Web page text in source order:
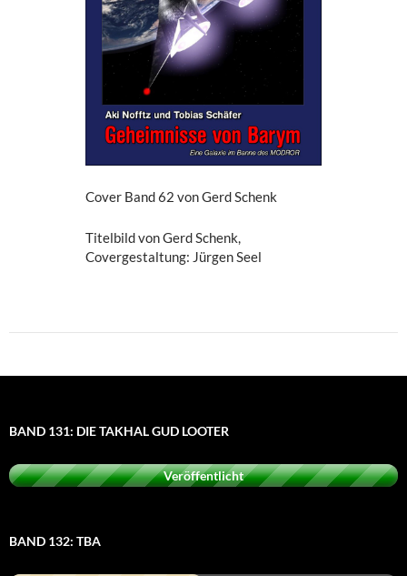
Cover Band 62 von Gerd Schenk
Titelbild von Gerd Schenk,
Covergestaltung: Jürgen Seel
BAND 131: DIE TAKHAL GUD LOOTER
Veröffentlicht
BAND 132: TBA